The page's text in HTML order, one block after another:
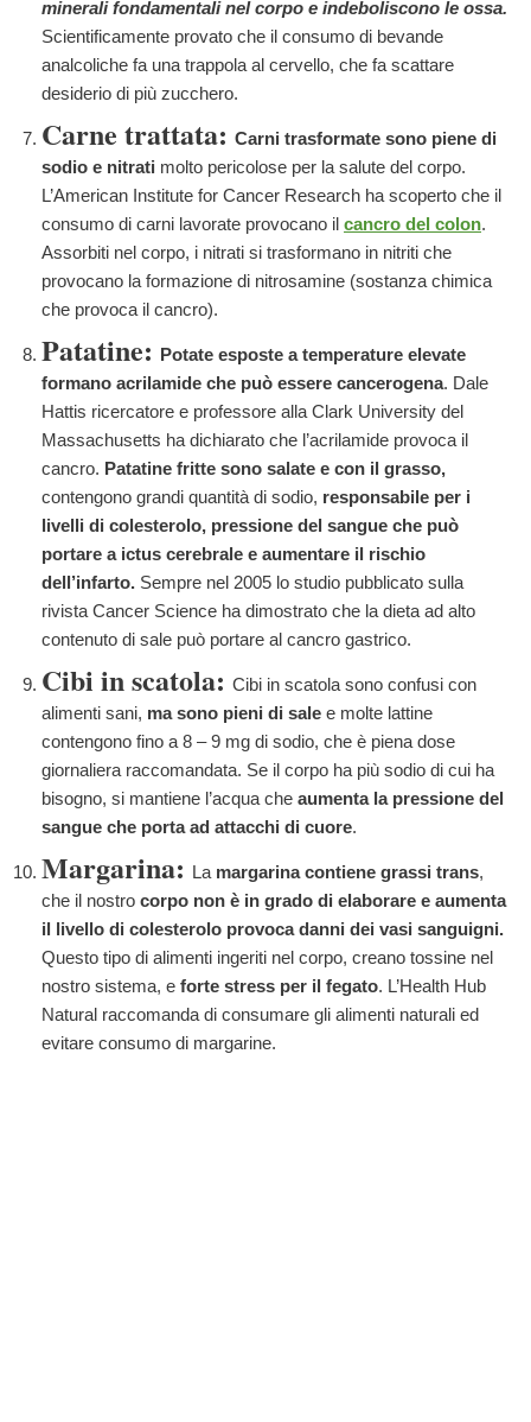
minerali fondamentali nel corpo e indeboliscono le ossa.
Scientificamente provato che il consumo di bevande
analcoliche fa una trappola al cervello, che fa scattare
desiderio di più zucchero.
Carne trattata: Carni trasformate sono piene di
sodio e nitrati molto pericolose per la salute del corpo.
L’American Institute for Cancer Research ha scoperto che il
consumo di carni lavorate provocano il cancro del colon.
Assorbiti nel corpo, i nitrati si trasformano in nitriti che
provocano la formazione di nitrosamine (sostanza chimica
che provoca il cancro).
Patatine: Potate esposte a temperature elevate
formano acrilamide che può essere cancerogena. Dale
Hattis ricercatore e professore alla Clark University del
Massachusetts ha dichiarato che l’acrilamide provoca il
cancro. Patatine fritte sono salate e con il grasso,
contengono grandi quantità di sodio, responsabile per i
livelli di colesterolo, pressione del sangue che può
portare a ictus cerebrale e aumentare il rischio
dell’infarto. Sempre nel 2005 lo studio pubblicato sulla
rivista Cancer Science ha dimostrato che la dieta ad alto
contenuto di sale può portare al cancro gastrico.
Cibi in scatola: Cibi in scatola sono confusi con
alimenti sani, ma sono pieni di sale e molte lattine
contengono fino a 8 – 9 mg di sodio, che è piena dose
giornaliera raccomandata. Se il corpo ha più sodio di cui ha
bisogno, si mantiene l’acqua che aumenta la pressione del
sangue che porta ad attacchi di cuore.
Margarina: La margarina contiene grassi trans,
che il nostro corpo non è in grado di elaborare e aumenta
il livello di colesterolo provoca danni dei vasi sanguigni.
Questo tipo di alimenti ingeriti nel corpo, creano tossine nel
nostro sistema, e forte stress per il fegato. L’Health Hub
Natural raccomanda di consumare gli alimenti naturali ed
evitare consumo di margarine.